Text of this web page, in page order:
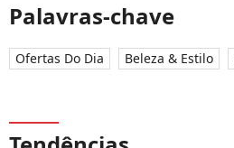
Palavras-chave
Ofertas Do Dia Beleza & Estilo